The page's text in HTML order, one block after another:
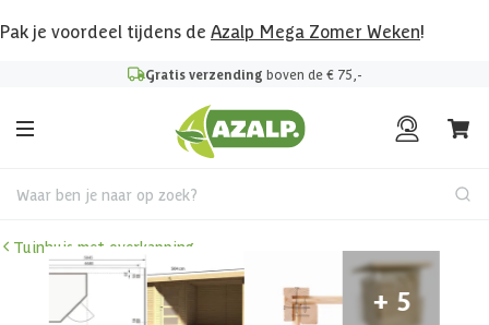
Pak je voordeel tijdens de Azalp Mega Zomer Weken!
Gratis verzending boven de € 75,-
Waar ben je naar op zoek?
Tuinhuis met overkapping